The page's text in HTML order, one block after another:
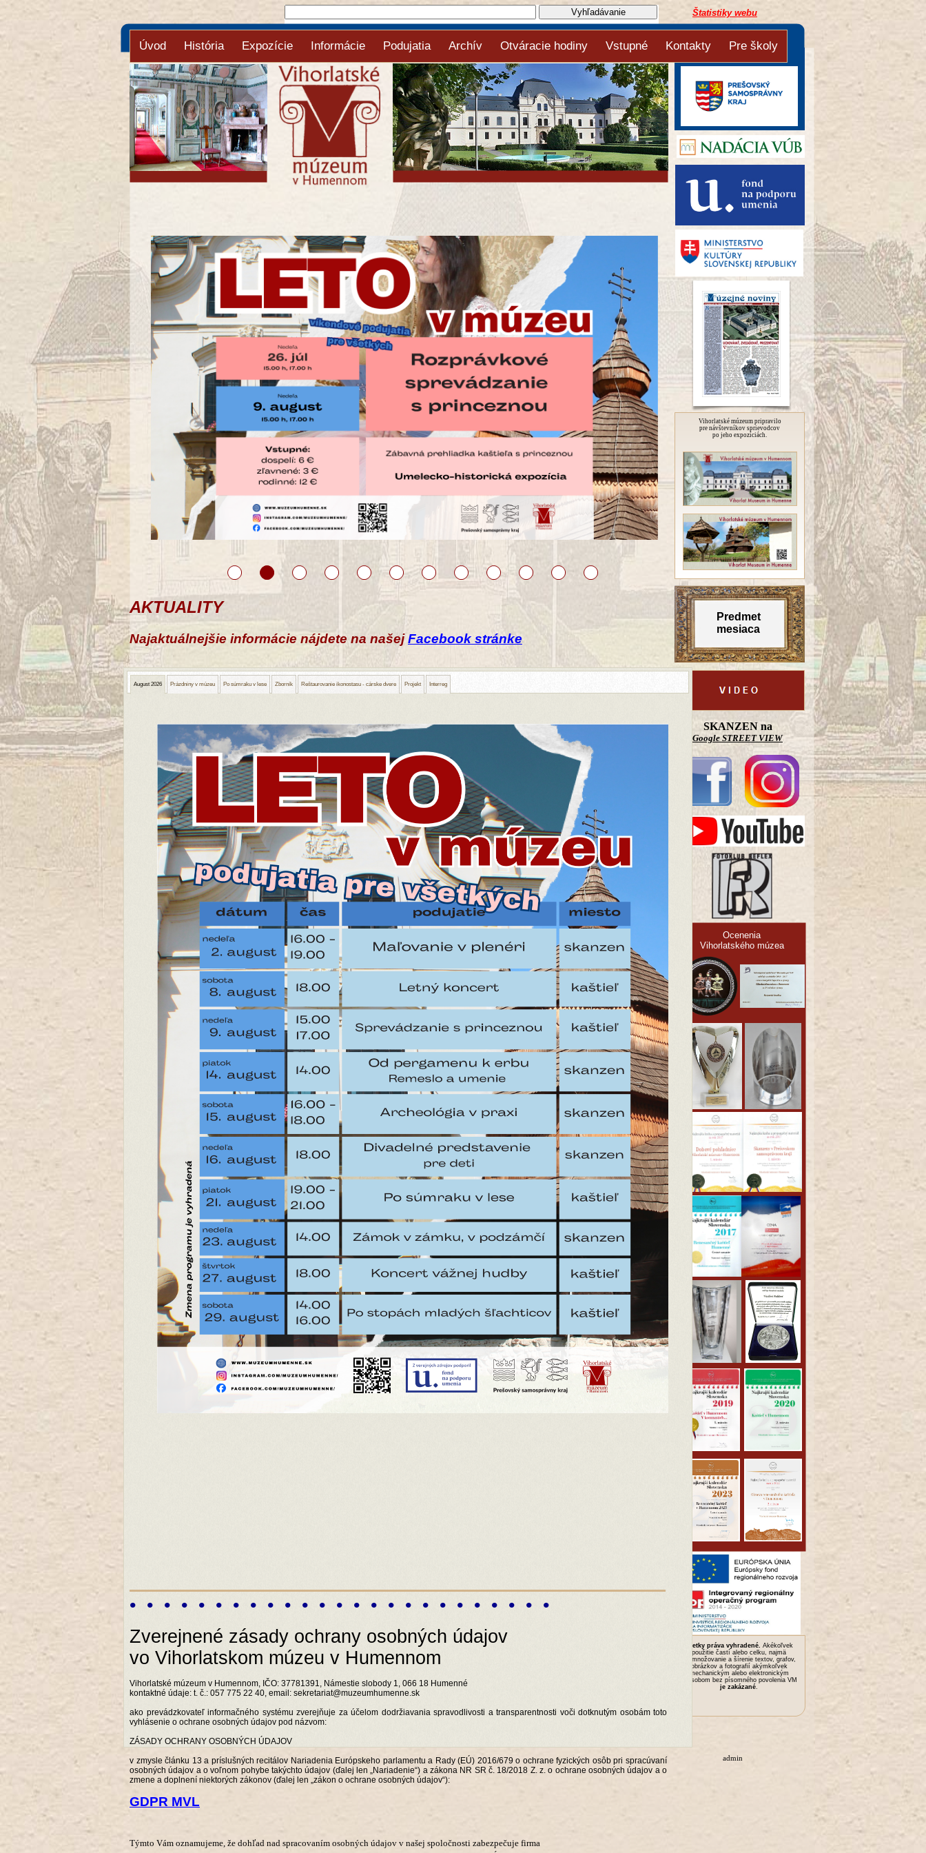
Všetky práva vyhradené. Akékoľvek
použitie častí alebo celku, najmä
rozmnožovanie a šírenie textov, grafov,
obrázkov a fotografií akýmkoľvek
mechanickým alebo elektronickým
spôsobom bez písomného povolenia VM
je zakázané.
admin
SKANZEN na
Google STREET VIEW
Vihorlatské múzeum pripravilo
pre návštevníkov sprievodcov
po jeho expozíciách.
Ocenenia
Vihorlatského múzea
Úvod História Expozície Informácie Podujatia Archív Otváracie hodiny Vstupné Kontakty Pre školy
Predmet
mesiaca
AKTUALITY
August 2026 Prázdniny v múzeu Po súmraku v lese Zborník Reštaurovanie ikonostasu - cárske dvere Projekt Interreg
• • • • • • • • • • • • • • • • • • • • • • • • •
Zverejnené zásady ochrany osobných údajov
vo Vihorlatskom múzeu v Humennom
Vihorlatské múzeum v Humennom, IČO: 37781391, Námestie slobody 1, 066 18 Humenné
kontaktné údaje: t. č.: 057 775 22 40, email: sekretariat@muzeumhumenne.sk
ako prevádzkovateľ informačného systému zverejňuje za účelom dodržiavania spravodlivosti a transparentnosti voči dotknutým osobám toto
vyhlásenie o ochrane osobných údajov pod názvom:
ZÁSADY OCHRANY OSOBNÝCH ÚDAJOV
v zmysle článku 13 a príslušných recitálov Nariadenia Európskeho parlamentu a Rady (EÚ) 2016/679 o ochrane fyzických osôb pri spracúvaní
osobných údajov a o voľnom pohybe takýchto údajov (ďalej len „Nariadenie“) a zákona NR SR č. 18/2018 Z. z. o ochrane osobných údajov a o
zmene a doplnení niektorých zákonov (ďalej len „zákon o ochrane osobných údajov“):
GDPR MVL
Štatistiky webu
Týmto Vám oznamujeme, že dohľad nad spracovaním osobných údajov v našej spoločnosti zabezpečuje firma
Najaktuálnejšie informácie nájdete na našejFacebook stránke